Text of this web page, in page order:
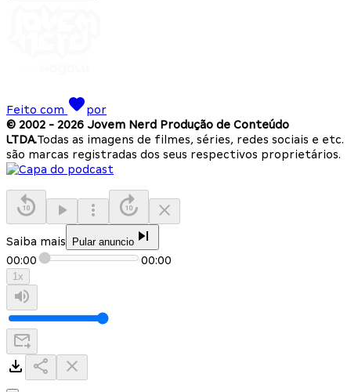
Feito com
por
© 2002 - 2026 Jovem Nerd Produção de Conteúdo
LTDA.Todas as imagens de filmes, séries, redes sociais e etc.
são marcas registradas dos seus respectivos proprietários.
Saiba mais Pular anuncio
00:00 00:00
1x